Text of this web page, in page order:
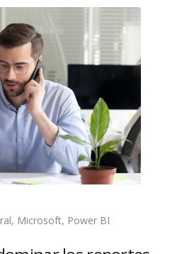
, Microsoft, Power BI